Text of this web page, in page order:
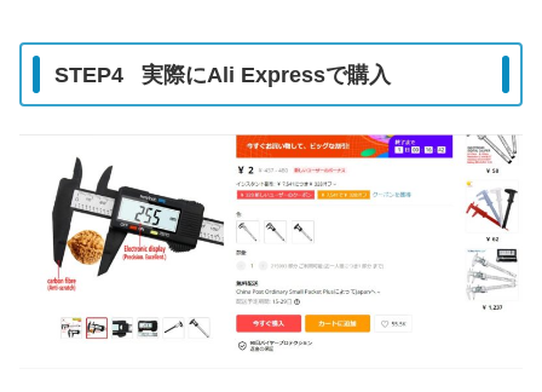
STEP4 実際にAli Expressで購入